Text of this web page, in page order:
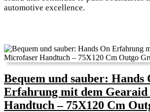
automotive excellence.
Bequem und sauber: Hands
Erfahrung mit dem
Handtuch – 75X120 Cm